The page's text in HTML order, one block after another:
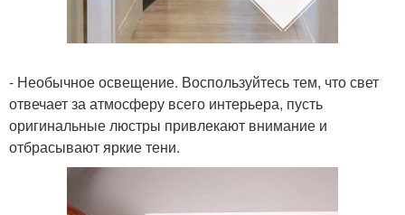
- Необычное освещение. Воспользуйтесь тем, что свет
отвечает за атмосферу всего интерьера, пусть
оригинальные люстры привлекают внимание и
отбрасывают яркие тени.